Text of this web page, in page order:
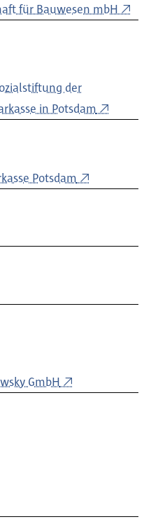
für Bauwesen mbH
der
in Potsdam
Potsdam
GmbH